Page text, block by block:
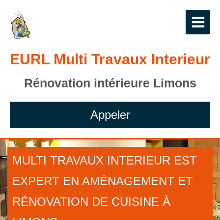
EURL Multi Travaux Interieur
Rénovation intérieure Limons
Appeler
MULTI TRAVAUX INTERIEUR EST
EXPERT EN AMÉNAGEMENT ET
RÉNOVATION DE CUISINE À